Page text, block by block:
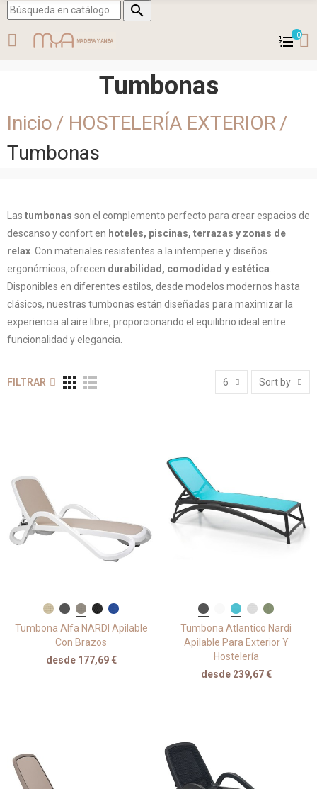

0
Tumbonas
Inicio
HOSTELERÍA EXTERIOR
Tumbonas
Las tumbonas son el complemento perfecto para crear espacios de
descanso y confort en hoteles, piscinas, terrazas y zonas de
relax . Con materiales resistentes a la intemperie y diseños
ergonómicos, ofrecen durabilidad, comodidad y estética
Disponibles en diferentes estilos, desde modelos modernos hasta
clásicos, nuestras tumbonas están diseñadas para maximizar la
experiencia al aire libre, proporcionando el equilibrio ideal entre
funcionalidad y elegancia.
FILTRAR 6 Sort by
Tumbona Alfa NARDI Apilable
Con Brazos
desde 177,69 €
Tumbona Atlantico Nardi
Apilable Para Exterior Y
Hostelería
desde 239,67 €